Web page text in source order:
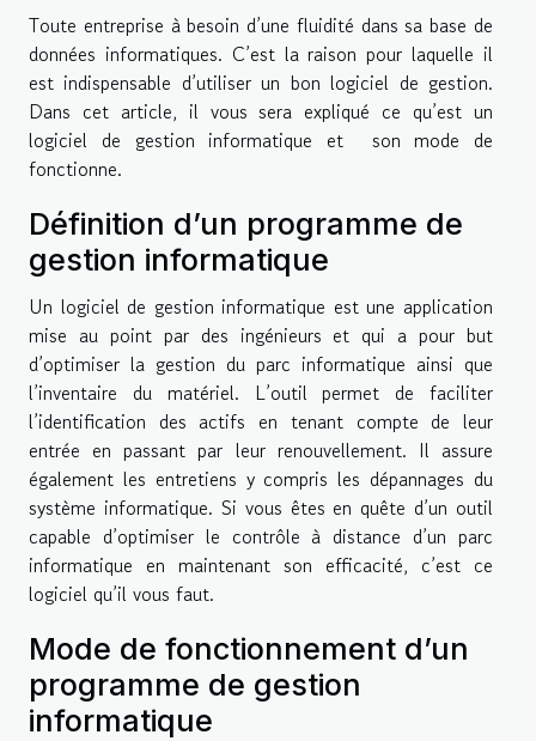
Toute entreprise à besoin d’une fluidité dans sa base de
données informatiques. C’est la raison pour laquelle il
est indispensable d’utiliser un bon logiciel de gestion.
Dans cet article, il vous sera expliqué ce qu’est un
logiciel de gestion informatique et son mode de
fonctionne.
Définition d’un programme de
gestion informatique
Un logiciel de gestion informatique est une application
mise au point par des ingénieurs et qui a pour but
d’optimiser la gestion du parc informatique ainsi que
l’inventaire du matériel. L’outil permet de faciliter
l’identification des actifs en tenant compte de leur
entrée en passant par leur renouvellement. Il assure
également les entretiens y compris les dépannages du
système informatique. Si vous êtes en quête d’un outil
capable d’optimiser le contrôle à distance d’un parc
informatique en maintenant son efficacité, c’est ce
logiciel qu’il vous faut.
Mode de fonctionnement d’un
programme de gestion
informatique